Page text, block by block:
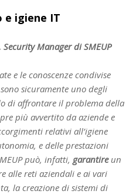
e igiene IT
Manager di SMEUP
e le conoscenze condivise
sicuramente uno degli
di affrontare il problema della
più avvertito da aziende e
relativi all’igiene
e delle prestazioni
può, infatti, garantireun
alle reti aziendali e ai vari
la creazione di sistemi di